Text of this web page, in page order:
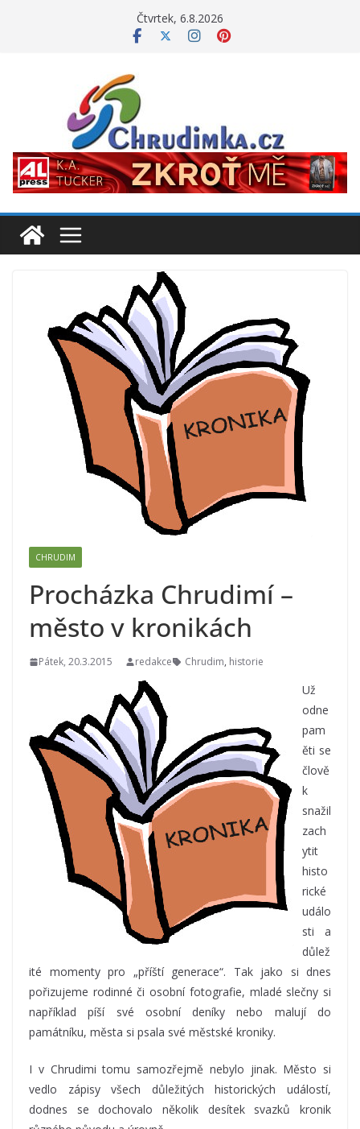
Čtvrtek, 6.8.2026
CHRUDIM
Procházka Chrudimí –
město v kronikách
Pátek, 20.3.2015 redakce Chrudim, historie
Už
odne
pam
ěti se
člově
k
snažil
zach
ytit
histo
rické
událo
sti a
důlež
ité momenty pro „příští generace“. Tak jako si dnes
pořizujeme rodinné či osobní fotografie, mladé slečny si
například píší své osobní deníky nebo malují do
památníku, města si psala své městské kroniky.
I v Chrudimi tomu samozřejmě nebylo jinak. Město si
vedlo zápisy všech důležitých historických událostí,
dodnes se dochovalo několik desítek svazků kronik